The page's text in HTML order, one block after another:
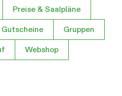
Preise & Saalpläne
Gutscheine Gruppen
Webshop